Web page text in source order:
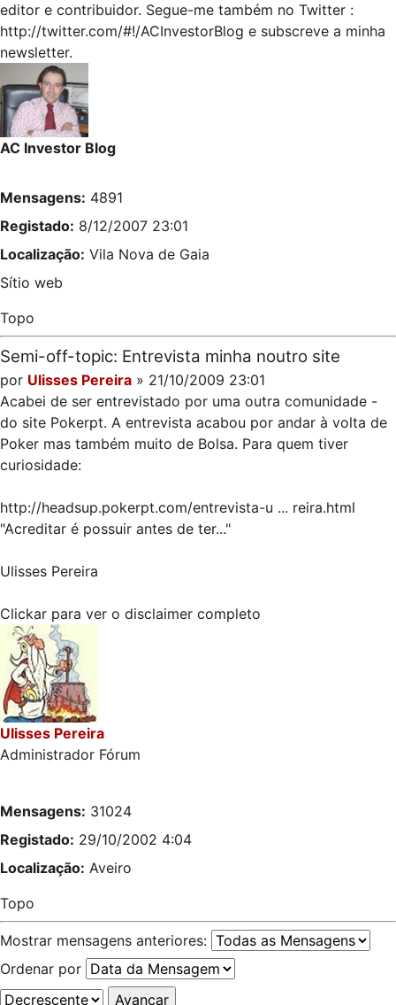
editor e contribuidor. Segue-me também no Twitter :
http://twitter.com/#!/ACInvestorBlog e subscreve a minha
newsletter.
AC Investor Blog
Mensagens: 4891
Registado: 8/12/2007 23:01
Localização: Vila Nova de Gaia
Sítio web
Topo
Semi-off-topic: Entrevista minha noutro site
por Ulisses Pereira » 21/10/2009 23:01
Acabei de ser entrevistado por uma outra comunidade -
do site Pokerpt. A entrevista acabou por andar à volta de
Poker mas também muito de Bolsa. Para quem tiver
curiosidade:
http://headsup.pokerpt.com/entrevista-u ... reira.html
"Acreditar é possuir antes de ter..."
Ulisses Pereira
Clickar para ver o disclaimer completo
Ulisses Pereira
Administrador Fórum
Mensagens: 31024
Registado: 29/10/2002 4:04
Localização: Aveiro
Topo
Mostrar mensagens anteriores:
Ordenar por